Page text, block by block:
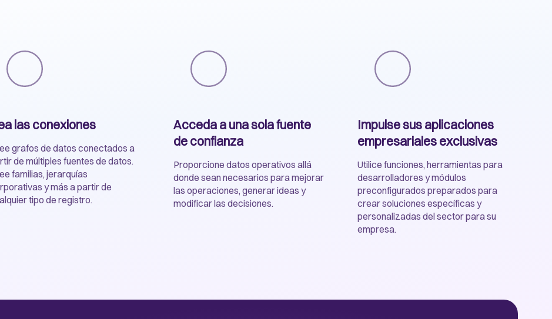
las conexiones
grafos de datos conectados a
de múltiples fuentes de datos.
familias, jerarquías
y más a partir de
tipo de registro.
Acceda a una sola fuente
de confianza
Proporcione datos operativos allá
donde sean necesarios para mejorar
las operaciones, generar ideas y
modificar las decisiones.
Impulse sus aplicaciones
empresariales exclusivas
Utilice funciones, herramientas para
desarrolladores y módulos
preconfigurados preparados para
crear soluciones específicas y
personalizadas del sector para su
empresa.